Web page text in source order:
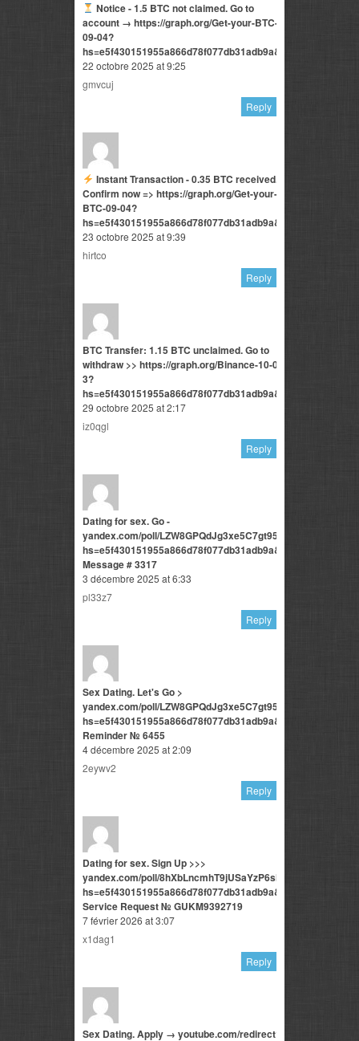
Notice - 1.5 BTC not claimed. Go to
account → https://graph.org/Get-your-BTC-
09-04?
hs=e5f430151955a866d78f077db31adb9a&
22 octobre 2025 at 9:25
gmvcuj
Reply
Instant Transaction - 0.35 BTC received.
Confirm now => https://graph.org/Get-your-
BTC-09-04?
hs=e5f430151955a866d78f077db31adb9a&
23 octobre 2025 at 9:39
hirtco
Reply
BTC Transfer: 1.15 BTC unclaimed. Go to
withdraw >> https://graph.org/Binance-10-06-
3?
hs=e5f430151955a866d78f077db31adb9a&
29 octobre 2025 at 2:17
iz0qgl
Reply
Dating for sex. Go -
yandex.com/poll/LZW8GPQdJg3xe5C7gt95bD?
hs=e5f430151955a866d78f077db31adb9a&
Message # 3317
3 décembre 2025 at 6:33
pl33z7
Reply
Sex Dating. Let's Go >
yandex.com/poll/LZW8GPQdJg3xe5C7gt95bD?
hs=e5f430151955a866d78f077db31adb9a&
Reminder № 6455
4 décembre 2025 at 2:09
2eywv2
Reply
Dating for sex. Sign Up >>>
yandex.com/poll/8hXbLncmhT9jUSaYzP6sMm?
hs=e5f430151955a866d78f077db31adb9a&
Service Request № GUKM9392719
7 février 2026 at 3:07
x1dag1
Reply
Sex Dating. Apply → youtube.com/redirect?